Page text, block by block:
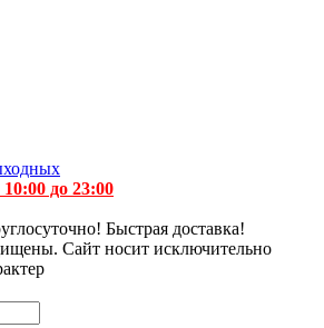
до 23:00
Быстрая доставка!
Сайт носит исключительно